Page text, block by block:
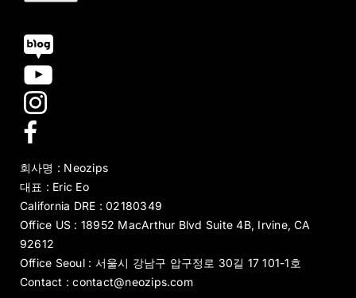
회사명 : Neozips
대표 : Eric Eo
California DRE : 02180349
Office US : 18952 MacArthur Blvd Suite 4B, Irvine, CA
92612
Office Seoul : 서울시 강남구 압구정로 30길 17 101-1호
Contact : contact@neozips.com